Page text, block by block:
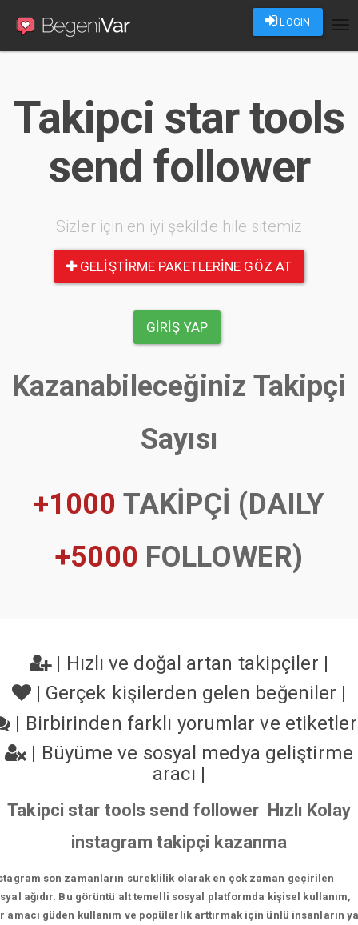
LOGIN
Takipci star tools
send follower
Sizler için en iyi şekilde hile sitemiz
GELIŞTIRME PAKETLERINE GÖZ AT
GIRIŞ YAP
Kazanabileceğiniz Takipçi
Sayısı
+1000 TAKİPÇİ (DAILY
+5000 FOLLOWER)
| Hızlı ve doğal artan takipçiler |
| Gerçek kişilerden gelen beğeniler |
| Birbirinden farklı yorumlar ve
| Büyüme ve sosyal medya geliştirme
aracı |
Takipci star tools send follower Hızlı Kolay
instagram takipçi kazanma
son zamanların süreklilik olarak en çok zaman geçirilen
ağıdır. Bu görüntü alt temelli sosyal platformda kişisel kullanım,
amacı güden kullanım ve popülerlik arttırmak için ünlü insanların